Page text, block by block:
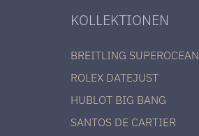
KOLLEKTIONEN
BREITLING SUPEROCEAN
ROLEX DATEJUST
HUBLOT BIG BANG
SANTOS DE CARTIER